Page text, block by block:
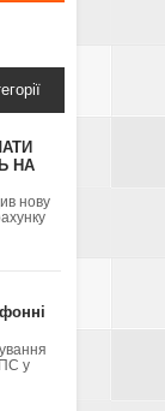
НА
нову
у